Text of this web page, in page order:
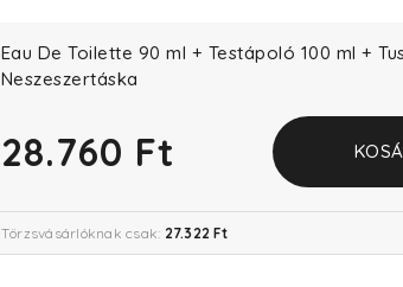
Eau De Toilette 90 ml + Testápoló 100 ml +
Neszeszertáska
28.760 Ft
Törzsvásárlóknak csak: 27.322 Ft